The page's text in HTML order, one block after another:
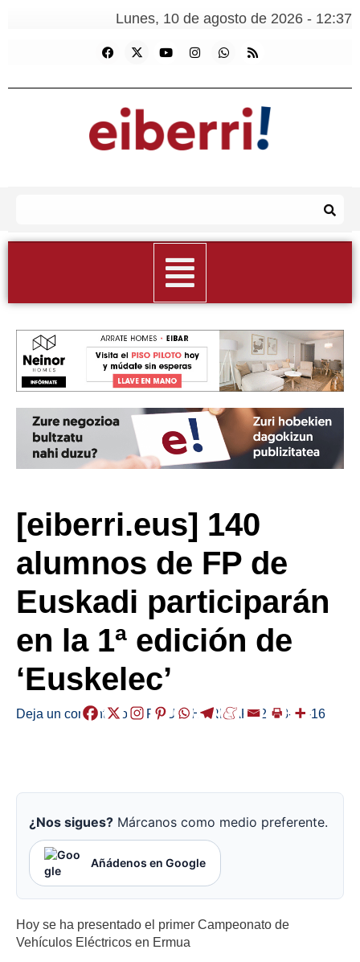
Lunes, 10 de agosto de 2026 - 12:37
[eiberri.eus] 140
alumnos de FP de
Euskadi participarán
en la 1ª edición de
‘Euskelec’
Deja un comentario /ERMUA, HERRIAK/2018-02-16
¿Nos sigues? Márcanos como medio preferente.
Añádenos en Google
Hoy se ha presentado el primer Campeonato de
Vehículos Eléctricos en Ermua